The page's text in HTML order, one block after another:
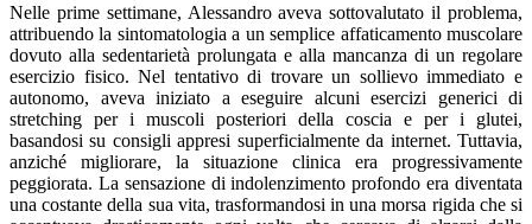
Nelle prime settimane, Alessandro aveva sottovalutato il problema,
attribuendo la sintomatologia a un semplice affaticamento muscolare
dovuto alla sedentarietà prolungata e alla mancanza di un regolare
esercizio fisico. Nel tentativo di trovare un sollievo immediato e
autonomo, aveva iniziato a eseguire alcuni esercizi generici di
stretching per i muscoli posteriori della coscia e per i glutei,
basandosi su consigli appresi superficialmente da internet. Tuttavia,
anziché migliorare, la situazione clinica era progressivamente
peggiorata. La sensazione di indolenzimento profondo era diventata
una costante della sua vita, trasformandosi in una morsa rigida che si